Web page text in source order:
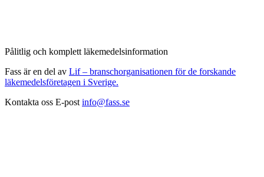
Pålitlig och komplett läkemedelsinformation
Fass är en del av Lif – branschorganisationen för de forskande
läkemedelsföretagen i Sverige.
Kontakta oss E-post info@fass.se